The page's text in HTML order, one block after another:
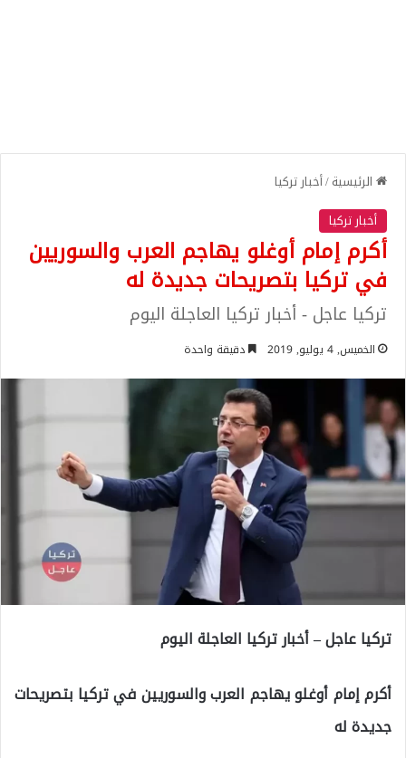
الرئيسية/أخبار تركيا
أخبار تركيا
أكرم إمام أوغلو يهاجم العرب والسوريين
في تركيا بتصريحات جديدة له
تركيا عاجل - أخبار تركيا العاجلة اليوم
الخميس, 4 يوليو, 2019 دقيقة واحدة
تركيا عاجل – أخبار تركيا العاجلة اليوم
أكرم إمام أوغلو يهاجم العرب والسوريين في تركيا بتصريحات
جديدة له